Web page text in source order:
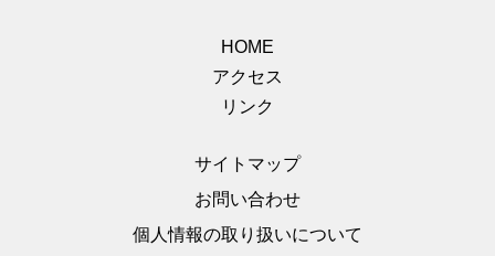
HOME
アクセス
リンク
サイトマップ
お問い合わせ
個人情報の取り扱いについて